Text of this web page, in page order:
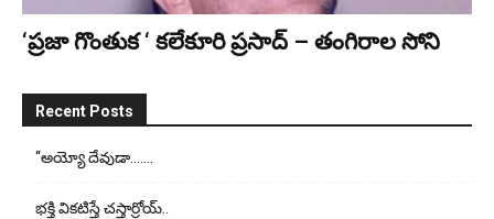
‘ప్రజా గొంతుక ‘ కలేకూరి ప్రసాద్ – తంగిరాల సోని
Recent Posts
“అయ్యో దేవుడా…….
భ‌క్తి విక‌టిస్తే చ‌స్తార్రోయ్‌..